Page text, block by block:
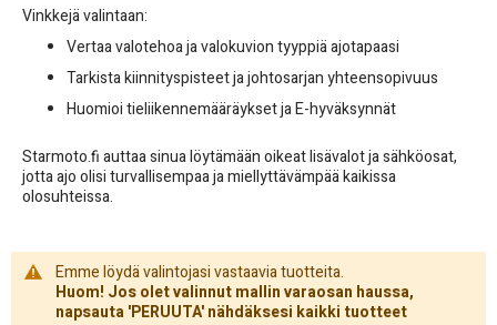
Vinkkejä valintaan:
Vertaa valotehoa ja valokuvion tyyppiä ajotapaasi
Tarkista kiinnityspisteet ja johtosarjan yhteensopivuus
Huomioi tieliikennemääräykset ja E-hyväksynnät
Starmoto.fi auttaa sinua löytämään oikeat lisävalot ja sähköosat,
jotta ajo olisi turvallisempaa ja miellyttävämpää kaikissa
olosuhteissa.
Emme löydä valintojasi vastaavia tuotteita.
Huom! Jos olet valinnut mallin varaosan haussa,
napsauta 'PERUUTA' nähdäksesi kaikki tuotteet